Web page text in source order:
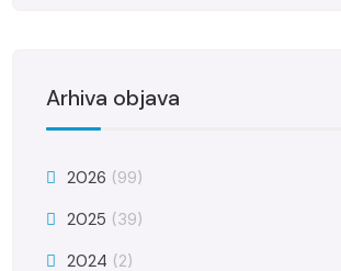
Arhiva objava
2026 (99)
2025 (39)
2024 (2)